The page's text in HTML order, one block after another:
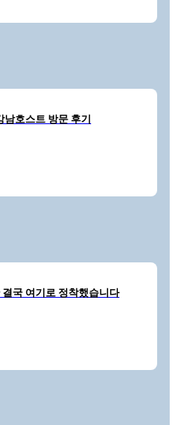
남호스트 방문 후기
국 여기로 정착했습니다